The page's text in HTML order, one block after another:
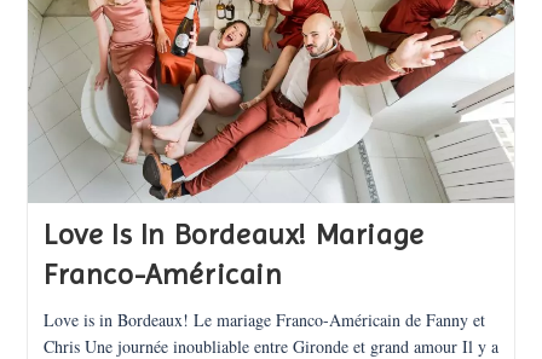
Love Is In Bordeaux! Mariage
Franco-Américain
Love is in Bordeaux! Le mariage Franco-Américain de Fanny et
Chris Une journée inoubliable entre Gironde et grand amour Il y a